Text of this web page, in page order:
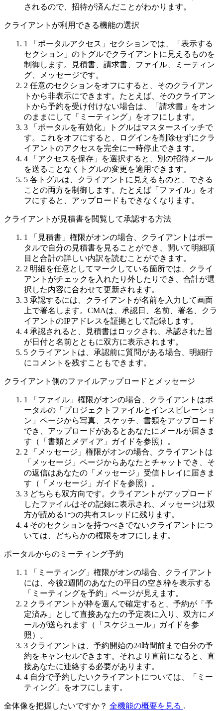
されるので、招待が済んだことがわかります。
クライアントが利用できる機能の選択
1
「ポータルアクセス」セクションでは、「表示する
セクション」のトグルでクライアントに見えるものを
制御します。見積書、請求書、ファイル、ミーティン
グ、メッセージです。
2 任意のセクションをオフにすると、そのクライアン
トから非表示にできます。たとえば、そのクライアン
トから予約を受け付けない場合は、「請求書」をオン
のままにして「ミーティング」をオフにします。
3
「ポータルを有効化」トグルはマスタースイッチで
す。これをオフにすると、ログインを削除せずにクラ
イアントのアクセスを完全に一時停止できます。
4
「アクセスを保存」を選択すると、別の招待メール
を送ることなくトグルの変更を適用できます。
5 各トグルは、クライアントに見えるものと、できる
ことの両方を制御します。たとえば「ファイル」をオ
フにすると、アップロードもできなくなります。
クライアントが見積書を閲覧して承認する方法
1
「見積書」権限がオンの場合、クライアントはポー
タルで自分の見積書を見ることができ、開いて明細項
目と合計の詳しい内訳を読むことができます。
2 明細を任意としてマークしている箇所では、クライ
アントがチェックを入れたり外したりでき、合計が選
択した内容に合わせて更新されます。
3 承認するには、クライアントが名前を入力して画面
上で署名します。CMAは、承認日、名前、署名、クラ
イアントのIPアドレスを証拠として記録します。
4 承認されると、見積書はロックされ、承認された旨
が日付と名前とともに双方に表示されます。
5 クライアントは、承認前に質問がある場合、明細行
にコメントを残すこともできます。
クライアント側のファイルアップロードとメッセージ
1
「ファイル」権限がオンの場合、クライアントはポ
ータルの「プロジェクトファイルとインスピレーショ
ン」ページから写真、スケッチ、書類をアップロード
でき、アップロードがあるとあなたにメールが届きま
す（「書類とメディア」ガイドを参照）。
2
「メッセージ」権限がオンの場合、クライアントは
「メッセージ」ページからあなたとチャットでき、そ
の返信はあなたの「メッセージ」受信トレイに届きま
す（「メッセージ」ガイドを参照）。
3 どちらも双方向です。クライアントがアップロード
したファイルはその記録に表示され、メッセージは双
方が読める1つの共有スレッドに残ります。
4 そのセクションを持つべきでないクライアントにつ
いては、どちらかの権限をオフにします。
ポータルからのミーティング予約
1
「ミーティング」権限がオンの場合、クライアント
には、今後2週間のあなたの平日の空き枠を表示する
「ミーティングを予約」ページが見えます。
2 クライアントが枠を選んで確定すると、予約が「予
定済み」として直接あなたの予定表に入り、双方にメ
ールが送られます（「スケジュール」ガイドを参
照）。
3 クライアントは、予約開始の24時間前まで自分の予
約をキャンセルできます。それより直前になると、直
接あなたに連絡する必要があります。
4 自分で予約したいクライアントについては、「ミー
ティング」をオフにします。
全体像を把握したいですか？ 全機能の概要を見る .